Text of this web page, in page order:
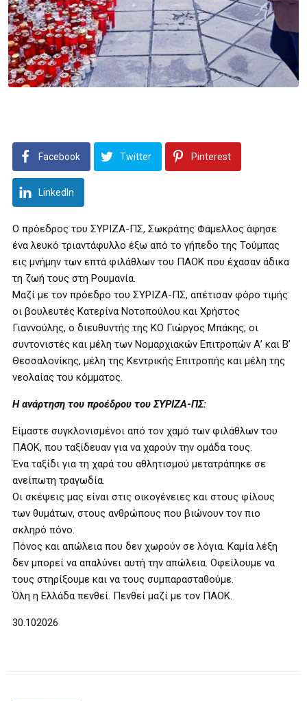
Facebook Twitter Pinterest
LinkedIn
Ο πρόεδρος του ΣΥΡΙΖΑ-ΠΣ, Σωκράτης Φάμελλος άφησε
ένα λευκό τριαντάφυλλο έξω από το γήπεδο της Τούμπας
εις μνήμην των επτά φιλάθλων του ΠΑΟΚ που έχασαν άδικα
τη ζωή τους στη Ρουμανία.
Μαζί με τον πρόεδρο του ΣΥΡΙΖΑ-ΠΣ, απέτισαν φόρο τιμής
οι βουλευτές Κατερίνα Νοτοπούλου και Χρήστος
Γιαννούλης, ο διευθυντής της ΚΟ Γιώργος Μπάκης, οι
συντονιστές και μέλη των Νομαρχιακών Επιτροπών Α’ και Β’
Θεσσαλονίκης, μέλη της Κεντρικής Επιτροπής και μέλη της
νεολαίας του κόμματος.
Η ανάρτηση του προέδρου του ΣΥΡΙΖΑ-ΠΣ:
Είμαστε συγκλονισμένοι από τον χαμό των φιλάθλων του
ΠΑΟΚ, που ταξίδευαν για να χαρούν την ομάδα τους.
Ένα ταξίδι για τη χαρά του αθλητισμού μετατράπηκε σε
ανείπωτη τραγωδία.
Οι σκέψεις μας είναι στις οικογένειες και στους φίλους
των θυμάτων, στους ανθρώπους που βιώνουν τον πιο
σκληρό πόνο.
Πόνος και απώλεια που δεν χωρούν σε λόγια. Καμία λέξη
δεν μπορεί να απαλύνει αυτή την απώλεια. Οφείλουμε να
τους στηρίξουμε και να τους συμπαρασταθούμε.
Όλη η Ελλάδα πενθεί. Πενθεί μαζί με τον ΠΑΟΚ.
30.102026